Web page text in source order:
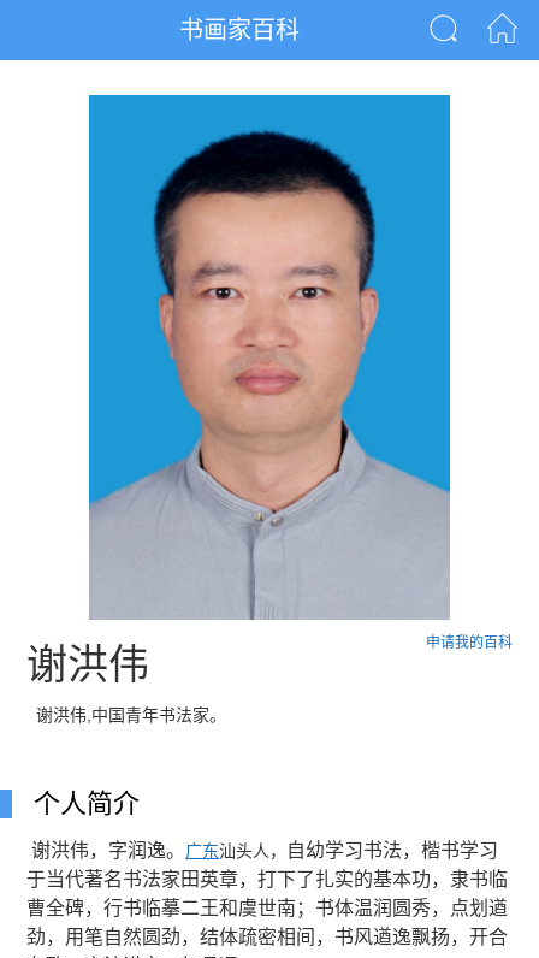
书画家百科
申请我的百科
谢洪伟
谢洪伟,中国青年书法家。
个人简介
谢洪伟，字润逸。 广东汕头人， 自幼学习书法，楷书学习
于当代著名书法家田英章，打下了扎实的基本功，隶书临
曹全碑，行书临摹二王和虞世南；书体温润圆秀，点划遒
劲，用笔自然圆劲，结体疏密相间，书风遒逸飘扬，开合